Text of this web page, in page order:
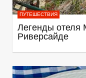
ПУТЕШЕСТВИЯ
Легенды отеля
Риверсайде